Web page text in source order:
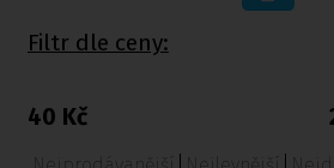
Filtr dle ceny:
40 Kč